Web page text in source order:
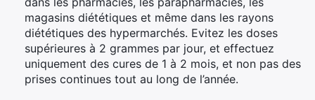
magasins diététiques et même dans les rayons
diététiques des hypermarchés. Evitez les doses
supérieures à 2 grammes par jour, et effectuez
uniquement des cures de 1 à 2 mois, et non pas des
prises continues tout au long de l’année.